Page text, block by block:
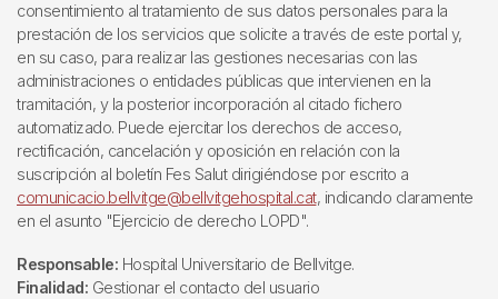
consentimiento al tratamiento de sus datos personales para la
prestación de los servicios que solicite a través de este portal y,
en su caso, para realizar las gestiones necesarias con las
administraciones o entidades públicas que intervienen en la
tramitación, y la posterior incorporación al citado fichero
automatizado. Puede ejercitar los derechos de acceso,
rectificación, cancelación y oposición en relación con la
suscripción al boletín Fes Salut dirigiéndose por escrito a
comunicacio.bellvitge@bellvitgehospital.cat, indicando claramente
en el asunto "Ejercicio de derecho LOPD".
Responsable: Hospital Universitario de Bellvitge.
Finalidad: Gestionar el contacto del usuario